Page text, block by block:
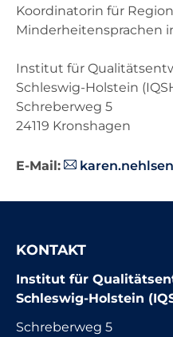
Koordinatorin für
Minderheitensprachen
Institut für
Schleswig-Holstein
Schreberweg 5
24119 Kronshagen
E-Mail:
KONTAKT
Institut für
Schleswig-Holstein
Schreberweg 5